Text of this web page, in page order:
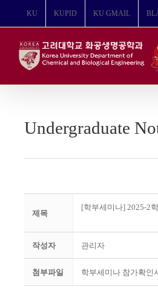
뛰
KU KUPID KU GMAIL
Undergraduate
제목
[학부세미나] 2025-2
작성자 관리자
첨부파일 학부세미나 참가확인